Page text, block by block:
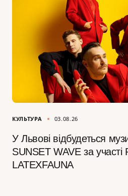
КУЛЬТУРА 03.08.26
У Львові відбудеться
SUNSET WAVE за участі
LATEXFAUNA